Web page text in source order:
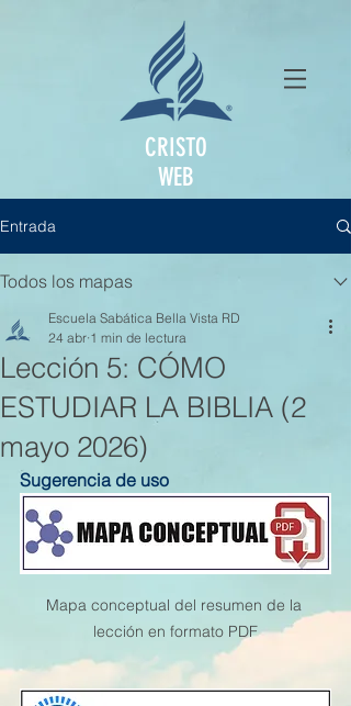
CRISTO
WEB
Entrada
Todos los mapas
Lección 5: CÓMO
ESTUDIAR LA BIBLIA (2
mayo 2026)
Escuela Sabática Bella Vista RD
24 abr 1 min de lectura
Sugerencia de uso
Mapa conceptual del resumen de la
lección en formato PDF